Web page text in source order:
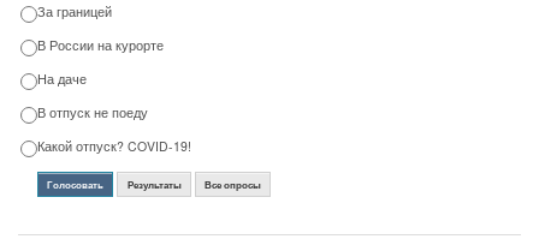
За границей
В России на курорте
На даче
В отпуск не поеду
Какой отпуск? COVID-19!
Голосовать Результаты Все опросы